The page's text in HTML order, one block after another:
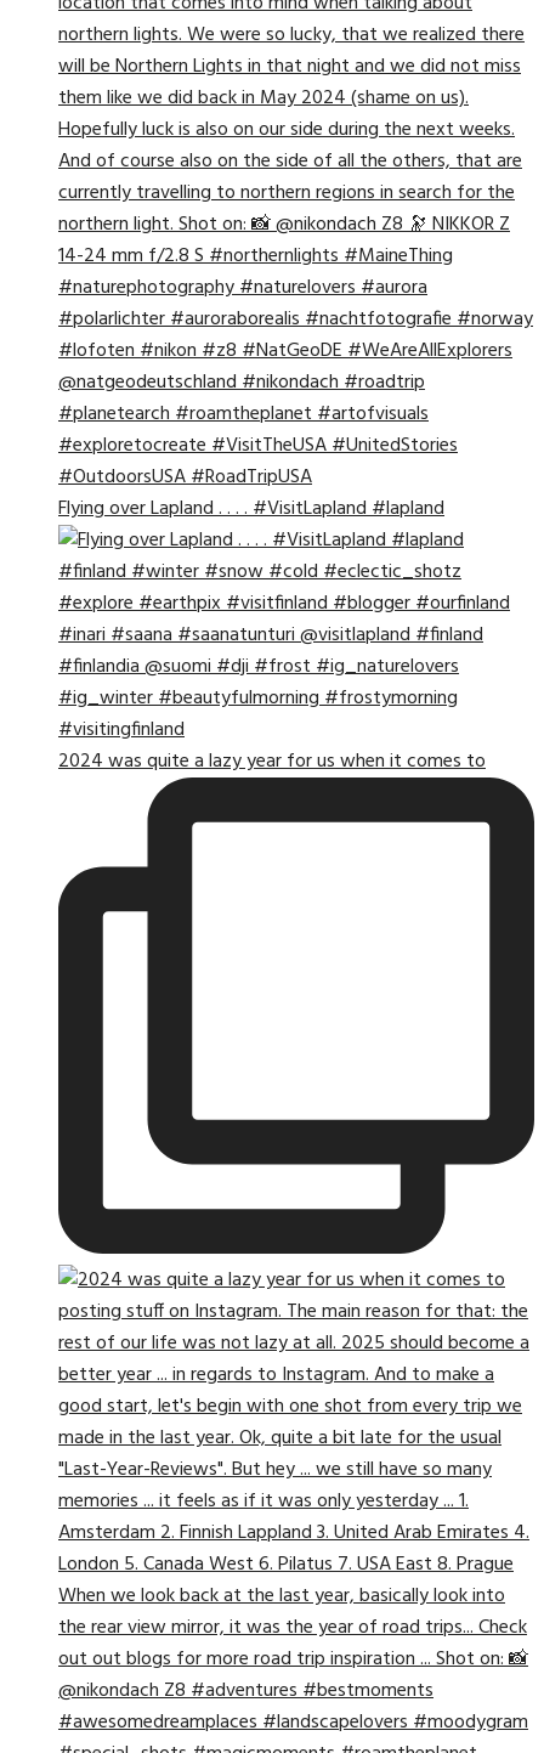
Flying over Lapland . . . . #VisitLapland #lapland
2024 was quite a lazy year for us when it comes to